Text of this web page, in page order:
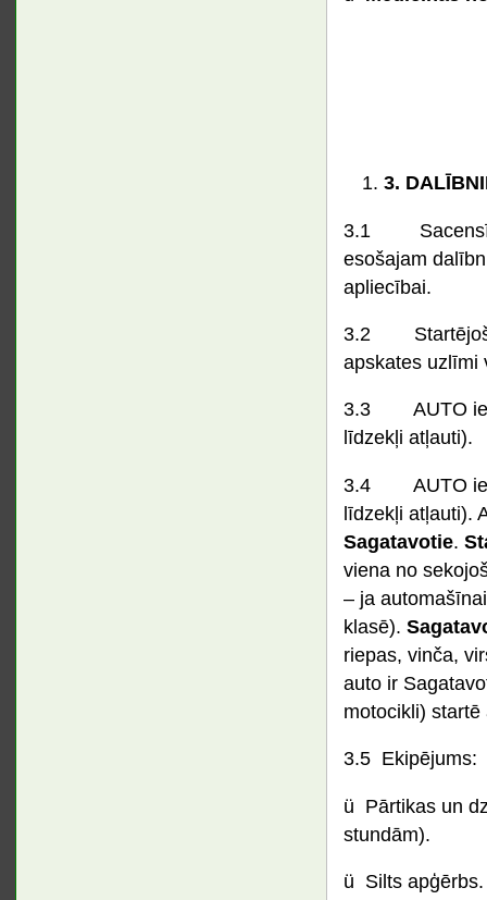
3.
3.1
esošajam
apliecībai.
3.2
apskates uzlīmi
3.3 AUTO
līdzekļi atļauti).
3.4 AUTO
līdzekļi atļauti).
Sagatavotie.
viena no
– ja
klasē).
riepas, vinča,
auto ir
motocikli)
3.5 Ekipējums:
ü Pārtikas un
stundām).
ü Silts apģērbs.